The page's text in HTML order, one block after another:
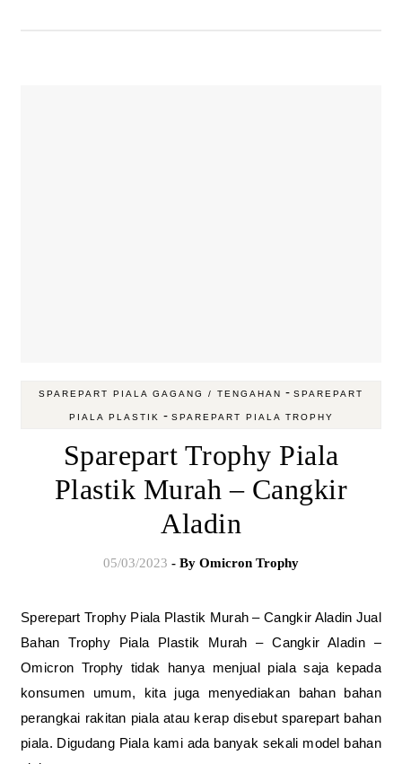
SPAREPART PIALA GAGANG / TENGAHAN - SPAREPART
PIALA PLASTIK - SPAREPART PIALA TROPHY
Sparepart Trophy Piala
Plastik Murah – Cangkir
Aladin
05/03/2023 - By Omicron Trophy
Sperepart Trophy Piala Plastik Murah – Cangkir Aladin Jual
Bahan Trophy Piala Plastik Murah – Cangkir Aladin –
Omicron Trophy tidak hanya menjual piala saja kepada
konsumen umum, kita juga menyediakan bahan bahan
perangkai rakitan piala atau kerap disebut sparepart bahan
piala. Digudang Piala kami ada banyak sekali model bahan